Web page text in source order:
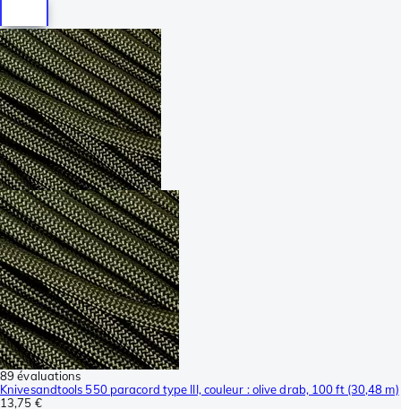
89 évaluations
Knivesandtools 550 paracord type III, couleur : olive drab, 100 ft (30,48 m)
13,75 €